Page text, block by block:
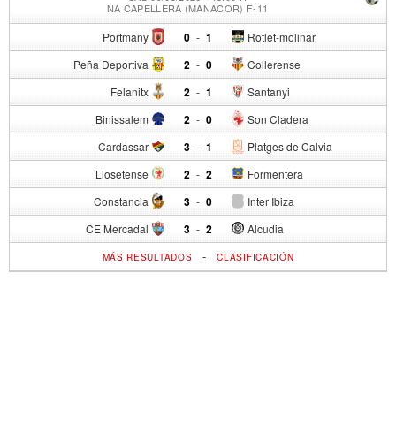
NA CAPELLERA (MANACOR) F-11
Portmany 0 - Rotlet-molinar
1
Peña Deportiva 2 - Collerense
0
Felanitx 2 - Santanyi
1
Binissalem 2 - Son Cladera
0
Cardassar 3 - Platges de Calvia
1
Llosetense 2 - Formentera
2
Constancia 3 - Inter Ibiza
0
CE Mercadal 3 - Alcudia
2
MÁS RESULTADOS -CLASIFICACIÓN